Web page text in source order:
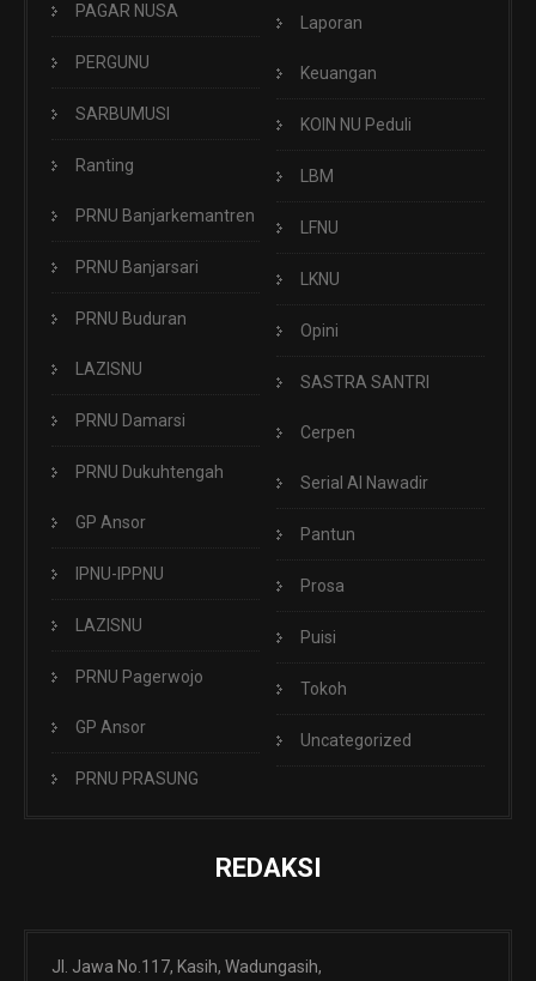
PAGAR NUSA
PERGUNU
SARBUMUSI
Ranting
PRNU Banjarkemantren
PRNU Banjarsari
PRNU Buduran
LAZISNU
PRNU Damarsi
PRNU Dukuhtengah
GP Ansor
IPNU-IPPNU
LAZISNU
PRNU Pagerwojo
GP Ansor
PRNU PRASUNG
Laporan
Keuangan
KOIN NU Peduli
LBM
LFNU
LKNU
Opini
SASTRA SANTRI
Cerpen
Serial Al Nawadir
Pantun
Prosa
Puisi
Tokoh
Uncategorized
REDAKSI
Jl. Jawa No.117, Kasih, Wadungasih,